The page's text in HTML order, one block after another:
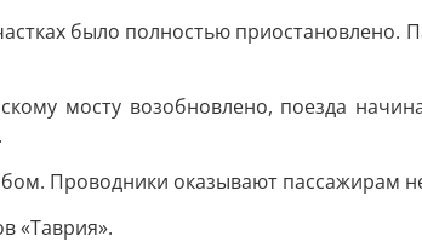
было полностью приостановлено.
мосту возобновлено, поезда
Проводники оказывают пассажирам
«Таврия».